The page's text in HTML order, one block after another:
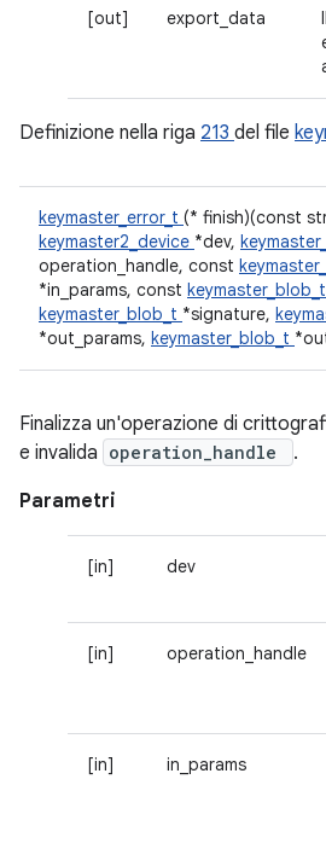
[out] export_data
Definizione nella riga 213 del file
keymaster_error_t (* finish)(const
keymaster2_device *dev,
operation_handle, const
*in_params, const keymaster_blob_t
keymaster_blob_t *signature,
*out_params, keymaster_blob_t
Finalizza un'operazione di
e invalida operation_handle
.
Parametri
[in] dev
[in] operation_handle
[in] in_params